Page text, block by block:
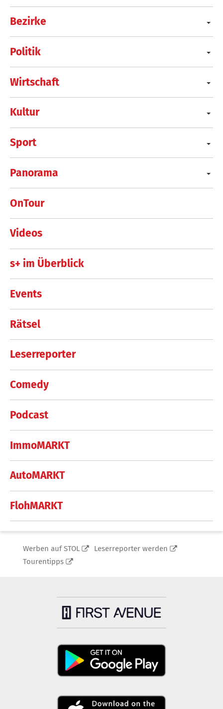
Bezirke
Politik
Wirtschaft
Kultur
Sport
Panorama
OnTour
Videos
s+ im Überblick
Events
Rätsel
Leserreporter
Comedy
Podcast
ImmoMARKT
AutoMARKT
FlohMARKT
Werben auf STOL
Leserreporter werden
Tourentipps